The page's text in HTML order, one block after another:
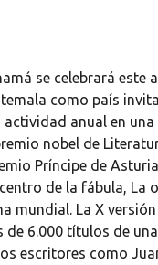
se celebrará
como país
anual en
nobel de
Príncipe de
de la fábula, La
La X versión
6.000 títulos de
escritores como